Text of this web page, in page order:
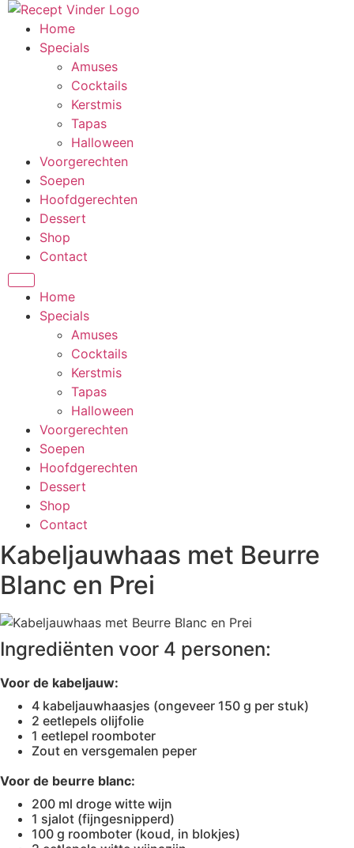
Ga
Home
Specials
Amuses
Cocktails
Kerstmis
Tapas
Halloween
Voorgerechten
Soepen
Hoofdgerechten
Dessert
Shop
Contact
Home
Specials
Amuses
Cocktails
Kerstmis
Tapas
Halloween
Voorgerechten
Soepen
Hoofdgerechten
Dessert
Shop
Contact
Kabeljauwhaas met Beurre
Blanc en Prei
Ingrediënten voor 4 personen:
Voor de kabeljauw:
4 kabeljauwhaasjes (ongeveer 150 g per stuk)
2 eetlepels olijfolie
1 eetlepel roomboter
Zout en versgemalen peper
Voor de beurre blanc:
200 ml droge witte wijn
1 sjalot (fijngesnipperd)
100 g roomboter (koud, in blokjes)